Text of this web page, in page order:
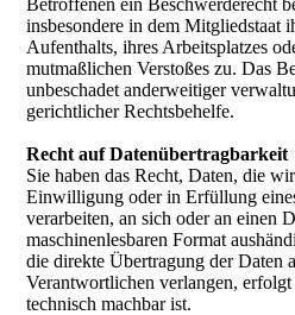
Betroffenen ein Beschwerderecht
insbesondere in dem Mitgliedstaat
Aufenthalts, ihres Arbeitsplatzes
mutmaßlichen Verstoßes zu. Das
unbeschadet anderweitiger
gerichtlicher Rechtsbehelfe.
Recht auf Datenübertragbarkeit
Sie haben das Recht, Daten, die
Einwilligung oder in Erfüllung
verarbeiten, an sich oder an einen
maschinenlesbaren Format
die direkte Übertragung der Daten
Verantwortlichen verlangen, erfolgt
technisch machbar ist.